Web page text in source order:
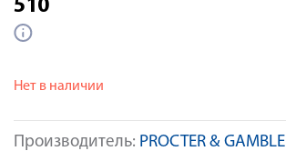
Производитель: PROCTER & GAMBLE
510
Нет в наличии